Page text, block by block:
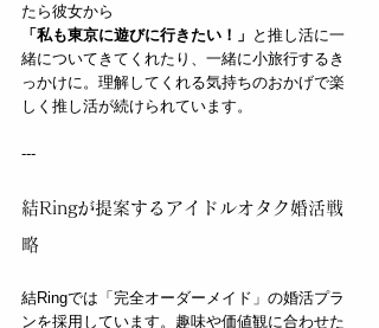
たら彼女から
「私も東京に遊びに行きたい！」 と推し活に一
緒についてきてくれたり、一緒に小旅行するき
っかけに。理解してくれる気持ちのおかげで楽
しく推し活が続けられています。
---
結Ringが提案するアイドルオタク婚活戦
略
結Ringでは「完全オーダーメイド」の婚活プラ
ンを採用しています。趣味や価値観に合わせた